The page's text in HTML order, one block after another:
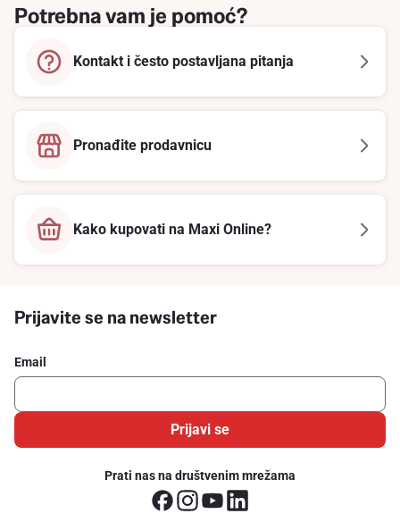
Potrebna vam je pomoć?
Kontakt i često postavljana pitanja
Pronađite prodavnicu
Kako kupovati na Maxi Online?
Prijavite se na newsletter
Email
Prijavi se
Prati nas na društvenim mrežama